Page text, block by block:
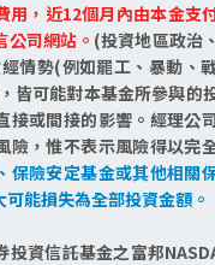
成長型 戰
用，近12個月內由本金支
公司網站。 (投資地區政治
情勢(例如罷工、暴動、
皆可能對本基金所參與的
接或間接的影響。經理公
險，惟不表示風險得以完
保險安定基金或其他相關
能損失為全部投資金額。
投資信託基金之富邦